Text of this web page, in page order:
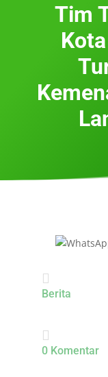
Tim

Berita

0 Komentar